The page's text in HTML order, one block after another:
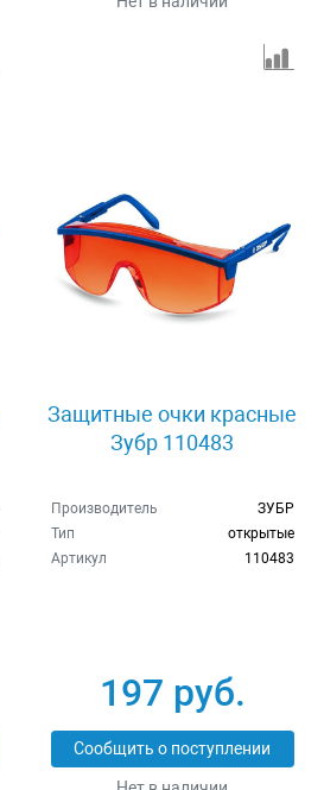
Защитные очки красные
Зубр 110483
Производитель
ЗУБР
Тип
открытые
Артикул
110483
197 руб.
Сообщить о поступлении